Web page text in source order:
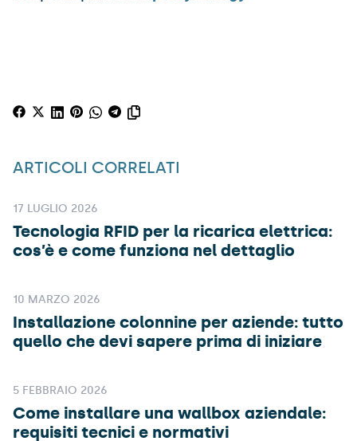
ARTICOLI CORRELATI
17 LUGLIO 2026
Tecnologia RFID per la ricarica elettrica:
cos’è e come funziona nel dettaglio
10 MARZO 2026
Installazione colonnine per aziende: tutto
quello che devi sapere prima di iniziare
5 FEBBRAIO 2026
Come installare una wallbox aziendale:
requisiti tecnici e normativi